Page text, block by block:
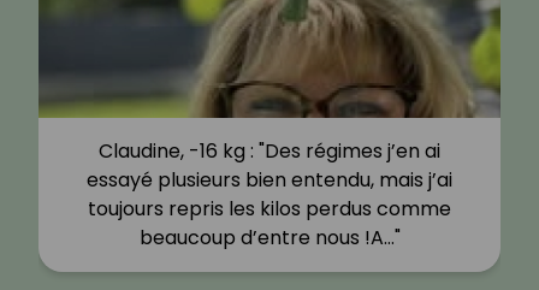
Claudine, -16 kg : "Des régimes j’en ai
essayé plusieurs bien entendu, mais j’ai
toujours repris les kilos perdus comme
beaucoup d’entre nous !A…"